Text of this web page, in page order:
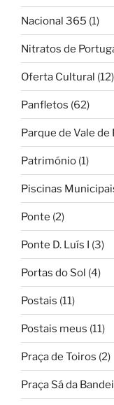
Nacional 365 (1)
Nitratos de
Oferta Cultural (12)
Panfletos (62)
Parque de Vale de
Património (1)
Piscinas
Ponte (2)
Ponte D. Luís I (3)
Portas do Sol (4)
Postais (11)
Postais meus (11)
Praça de Toiros (2)
Praça Sá da